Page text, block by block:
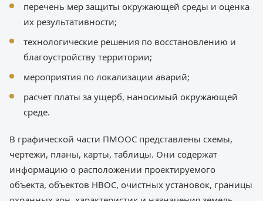
перечень мер защиты окружающей среды и оценка
их результативности;
технологические решения по восстановлению и
благоустройству территории;
мероприятия по локализации аварий;
расчет платы за ущерб, наносимый окружающей
среде.
В графической части ПМООС представлены схемы,
чертежи, планы, карты, таблицы. Они содержат
информацию о расположении проектируемого
объекта, объектов НВОС, очистных установок, границы